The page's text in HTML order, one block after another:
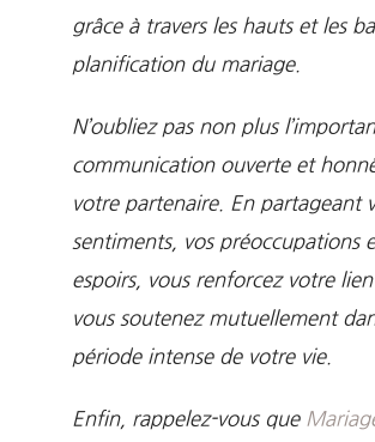
grâce à travers les hauts et les
planification du mariage.
N’oubliez pas non plus
communication ouverte et
votre partenaire. En partageant
sentiments, vos préoccupations
espoirs, vous renforcez votre
vous soutenez mutuellement
période intense de votre vie.
Enfin, rappelez-vous que